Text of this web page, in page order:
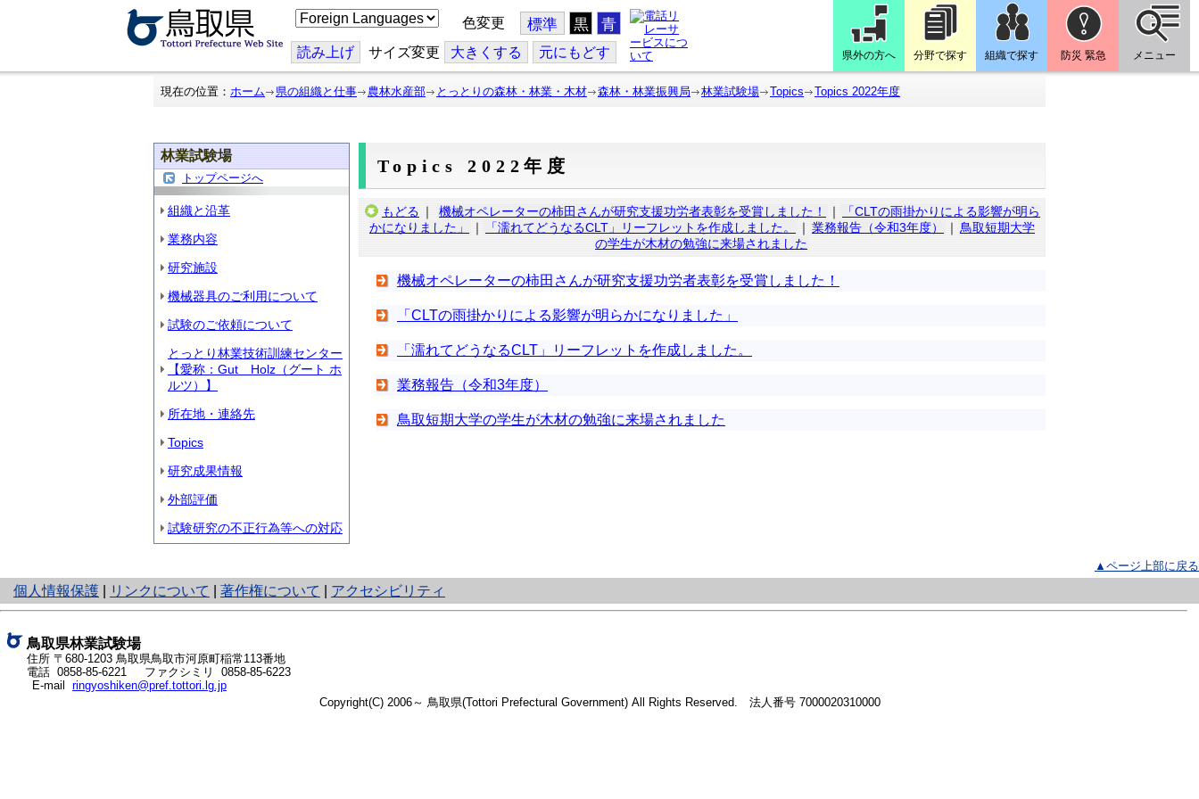
こ
の
ジ
を
翻
色変更 標準 黒 青
読み上げ サイズ変更 大きくする 元にもどす 県外の方へ 分野で探す 組織で探す 防災 緊急 メニュー
現在の位置： ホーム 県の組織と仕事 農林水産部 とっとりの森林・林業・木材 森林・林業振興局 林業試験場 Topics Topics 2022年度
林業試験場
トップページへ
組織と沿革
業務内容
研究施設
機械器具のご利用について
試験のご依頼について
とっとり林業技術訓練センター
【愛称：Gut Holz（グート ホ
ルツ）】
所在地・連絡先
Topics
研究成果情報
外部評価
試験研究の不正行為等への対応
Topics 2022年度
もどる ｜ 機械オペレーターの柿田さんが研究支援功労者表彰を受賞しました！ ｜
「CLTの雨掛かりによる影響が明ら
かになりました」
｜ 「濡れてどうなるCLT」リーフレットを作成しました。 ｜ 業務報告（令和3年度） ｜ 鳥取短期大学
の学生が木材の勉強に来場されました
機械オペレーターの柿田さんが研究支援功労者表彰を受賞しました！
「CLTの雨掛かりによる影響が明らかになりました」
「濡れてどうなるCLT」リーフレットを作成しました。
業務報告（令和3年度）
鳥取短期大学の学生が木材の勉強に来場されました
▲ページ上部に戻る
個人情報保護
と
り
ッ
ト
へ
の
リンクについて 著作権について アクセシビリティ
鳥取県林業試験場
住所 〒680-1203 鳥取県鳥取市河原町稲常113番地
電話 0858-85-6221
ファクシミリ 0858-85-6223
E-mail ringyoshiken@pref.tottori.lg.jp
Copyright(C) 2006～ 鳥取県(Tottori Prefectural Government) All Rights Reserved. 法人番号 7000020310000